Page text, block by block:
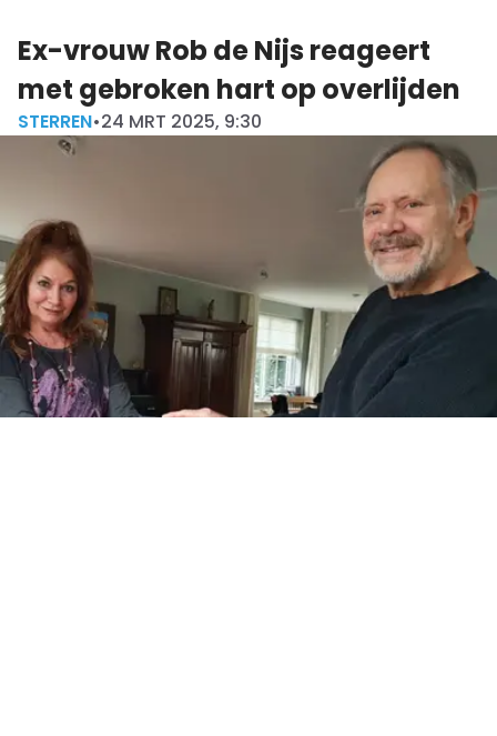
Ex-vrouw Rob de Nijs reageert
met gebroken hart op overlijden
STERREN•24 MRT 2025, 9:30